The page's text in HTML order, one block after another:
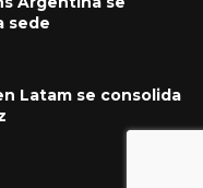
sede
Latam se consolida